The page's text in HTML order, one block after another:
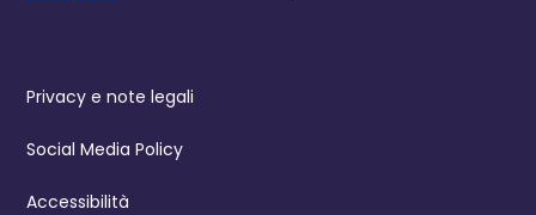
Privacy e note legali
Social Media Policy
Accessibilità